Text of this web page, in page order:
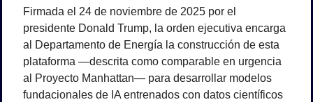
Firmada el 24 de noviembre de 2025 por el
presidente Donald Trump, la orden ejecutiva encarga
al Departamento de Energía la construcción de esta
plataforma —descrita como comparable en urgencia
al Proyecto Manhattan— para desarrollar modelos
fundacionales de IA entrenados con datos científicos